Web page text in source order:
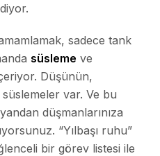
sadece tank
süsleme ve
Düşünün,
süslemeler var. Ve bu
düşmanlarınıza
“Yılbaşı ruhu”
bir görev listesi ile